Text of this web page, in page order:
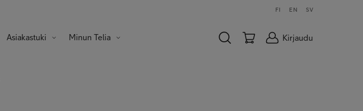
FI EN SV
Asiakastuki Minun Telia Kirjaudu